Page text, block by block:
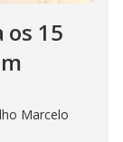
os 15
Marcelo